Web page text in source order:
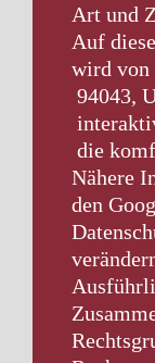
Art und
Auf
wird von
94043,
die
Nähere
den